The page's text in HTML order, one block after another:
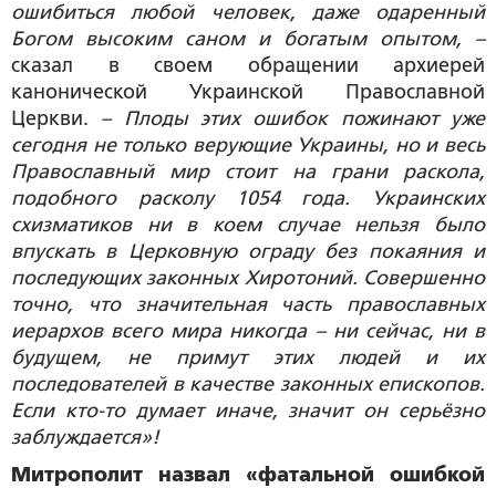
ошибиться любой человек, даже одаренный
Богом высоким саном и богатым опытом, –
сказал в своем обращении архиерей
канонической Украинской Православной
Церкви. – Плоды этих ошибок пожинают уже
сегодня не только верующие Украины, но и весь
Православный мир стоит на грани раскола,
подобного расколу 1054 года. Украинских
схизматиков ни в коем случае нельзя было
впускать в Церковную ограду без покаяния и
последующих законных Хиротоний. Совершенно
точно, что значительная часть православных
иерархов всего мира никогда – ни сейчас, ни в
будущем, не примут этих людей и их
последователей в качестве законных епископов.
Если кто-то думает иначе, значит он серьёзно
заблуждается»!
Митрополит назвал «фатальной ошибкой